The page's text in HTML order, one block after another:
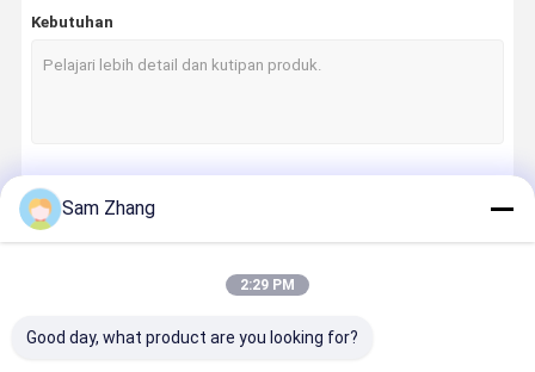
Bahan Isolasi Termal
Kain Fiberglass Silikon Dilapisi
Kain Silika Tinggi
PTFE Coated Fiberglass Fabric
Kain Fiberglass Papan Selancar
Kebutuhan
Sam Zhang
2:29 PM
Good day, what product are you looking for?